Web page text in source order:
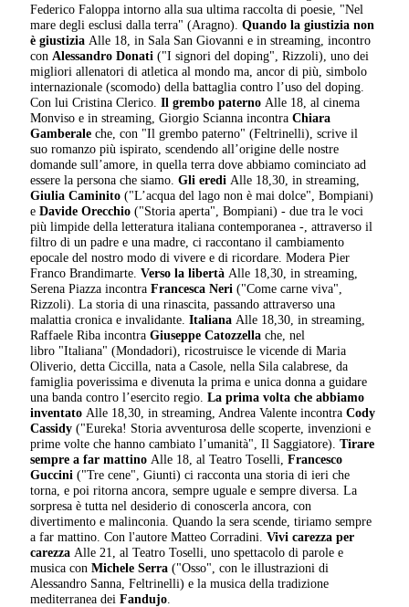
Federico Faloppa intorno alla sua ultima raccolta di poesie, "Nel
mare degli esclusi dalla terra" (Aragno).Quando la giustizia non
è giustizia Alle 18, in Sala San Giovanni e in streaming, incontro
con Alessandro Donati ("I signori del doping", Rizzoli), uno dei
migliori allenatori di atletica al mondo ma, ancor di più, simbolo
internazionale (scomodo) della battaglia contro l’uso del doping.
Con lui Cristina Clerico.Il grembo paterno Alle 18, al cinema
Monviso e in streaming, Giorgio Scianna incontraChiara
Gamberaleche, con "Il grembo paterno" (Feltrinelli), scrive il
suo romanzo più ispirato, scendendo all’origine delle nostre
domande sull’amore, in quella terra dove abbiamo cominciato ad
essere la persona che siamo.Gli eredi Alle 18,30, in streaming,
Giulia Caminito ("L’acqua del lago non è mai dolce", Bompiani)
eDavide Orecchio ("Storia aperta", Bompiani) - due tra le voci
più limpide della letteratura italiana contemporanea -, attraverso il
filtro di un padre e una madre, ci raccontano il cambiamento
epocale del nostro modo di vivere e di ricordare. Modera Pier
Franco Brandimarte.Verso la libertà Alle 18,30, in streaming,
Serena Piazza incontraFrancesca Neri ("Come carne viva",
Rizzoli). La storia di una rinascita, passando attraverso una
malattia cronica e invalidante.Italiana Alle 18,30, in streaming,
Raffaele Riba incontraGiuseppe Catozzellache, nel
libro "Italiana" (Mondadori), ricostruisce le vicende di Maria
Oliverio, detta Ciccilla, nata a Casole, nella Sila calabrese, da
famiglia poverissima e divenuta la prima e unica donna a guidare
una banda contro l’esercito regio.La prima volta che abbiamo
inventato Alle 18,30, in streaming, Andrea Valente incontraCody
Cassidy ("Eureka! Storia avventurosa delle scoperte, invenzioni e
prime volte che hanno cambiato l’umanità", Il Saggiatore).Tirare
sempre a far mattino Alle 18, al Teatro Toselli,Francesco
Guccini ("Tre cene", Giunti) ci racconta una storia di ieri che
torna, e poi ritorna ancora, sempre uguale e sempre diversa. La
sorpresa è tutta nel desiderio di conoscerla ancora, con
divertimento e malinconia. Quando la sera scende, tiriamo sempre
a far mattino. Con l'autore Matteo Corradini.Vivi carezza per
carezza Alle 21, al Teatro Toselli, uno spettacolo di parole e
musica conMichele Serra ("Osso", con le illustrazioni di
Alessandro Sanna, Feltrinelli) e la musica della tradizione
mediterranea deiFandujo